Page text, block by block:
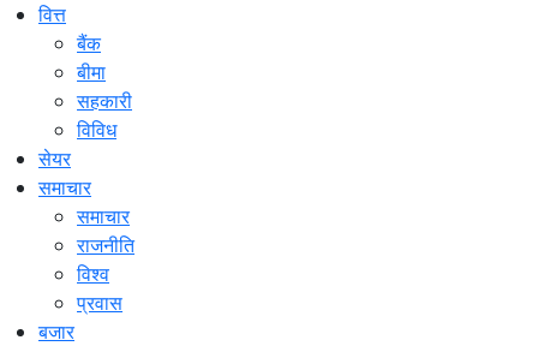
वित्त
बैंक
बीमा
सहकारी
विविध
सेयर
समाचार
समाचार
राजनीति
विश्व
प्रवास
बजार